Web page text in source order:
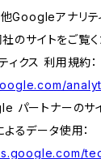
Googleアナリテ
のサイトをご覧く
クス 利用規約：
パートナーのサ
るデータ使用：